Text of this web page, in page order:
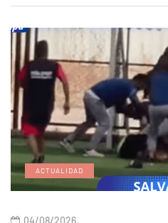
ACTUALIDAD
04/08/2026